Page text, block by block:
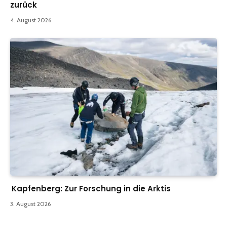
zurück
4. August 2026
Kapfenberg: Zur Forschung in die Arktis
3. August 2026